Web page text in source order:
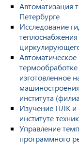
Автоматизация
Петербурге
Исследование
термообработке
изготовленное
института
Изучение ПЛК и
институте
Управление
программного